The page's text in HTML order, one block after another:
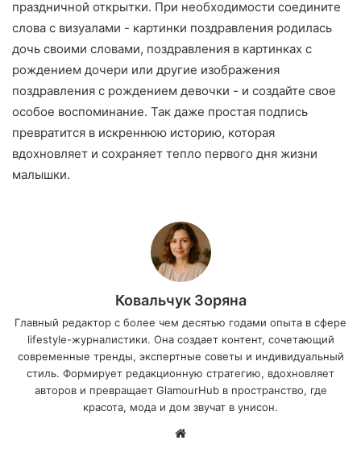
праздничной открытки. При необходимости соедините
слова с визуалами - картинки поздравления родилась
дочь своими словами, поздравления в картинках с
рождением дочери или другие изображения
поздравления с рождением девочки - и создайте свое
особое воспоминание. Так даже простая подпись
превратится в искреннюю историю, которая
вдохновляет и сохраняет тепло первого дня жизни
малышки.
Ковальчук Зоряна
Главный редактор с более чем десятью годами опыта в сфере
lifestyle-журналистики. Она создает контент, сочетающий
современные тренды, экспертные советы и индивидуальный
стиль. Формирует редакционную стратегию, вдохновляет
авторов и превращает GlamourHub в пространство, где
красота, мода и дом звучат в унисон.